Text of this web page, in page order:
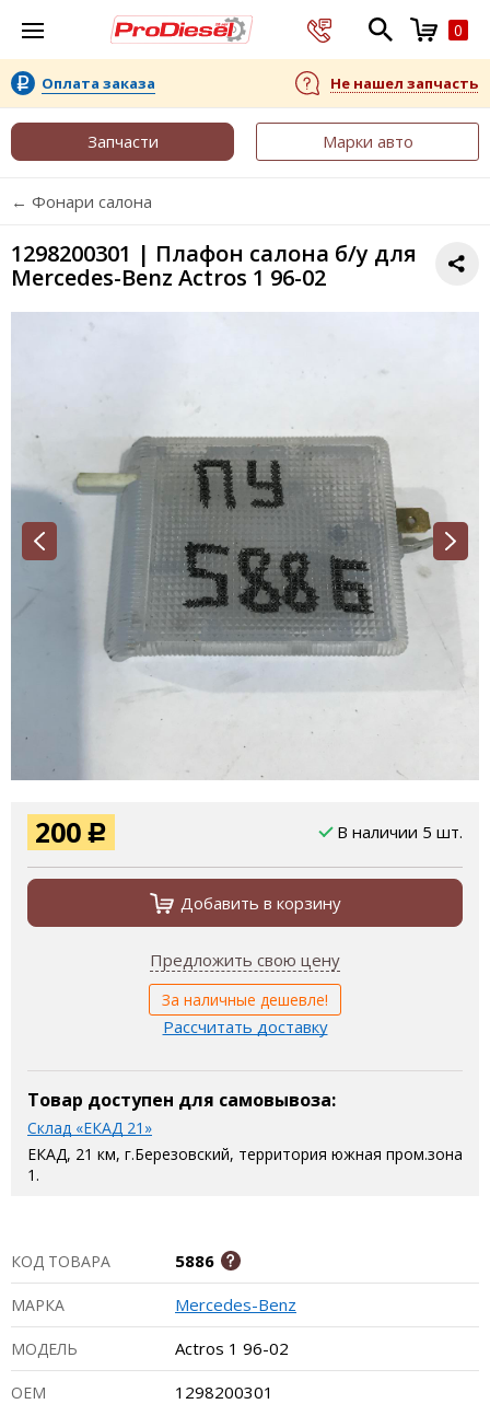
0
Оплата заказа Не нашел запчасть
Запчасти Марки авто
← Фонари салона
1298200301 | Плафон салона б/у для
Mercedes-Benz Actros 1 96-02
200 Р В наличии 5 шт.
Добавить в корзину
Предложить свою цену
За наличные дешевле!
Рассчитать доставку
Товар доступен для самовывоза:
Склад «ЕКАД 21»
ЕКАД, 21 км, г.Березовский, территория южная пром.зона
1.
КОД ТОВАРА 5886
МАРКА Mercedes-Benz
МОДЕЛЬ Actros 1 96-02
ОЕМ 1298200301